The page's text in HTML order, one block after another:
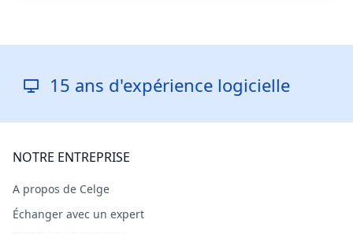
d'expérience logicielle
NOTRE ENTREPRISE
A propos de Celge
Échanger avec un expert